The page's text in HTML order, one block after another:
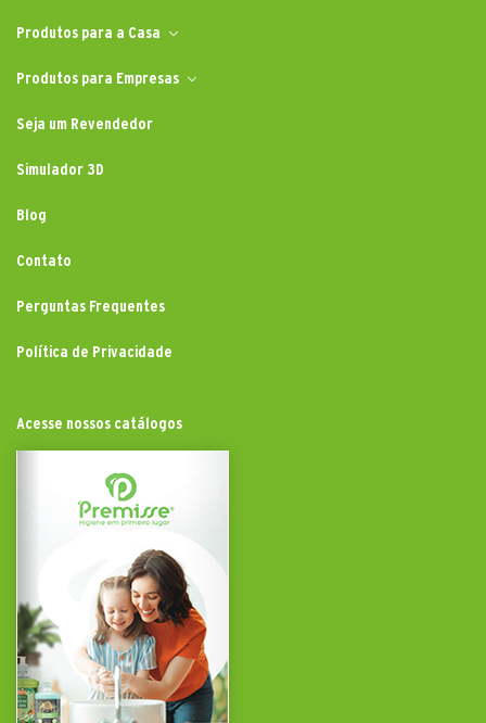
Produtos para a Casa
Produtos para Empresas
Seja um Revendedor
Simulador 3D
Blog
Contato
Perguntas Frequentes
Política de Privacidade
Acesse nossos catálogos